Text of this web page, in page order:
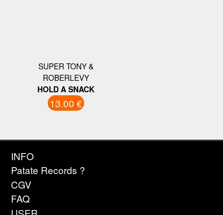
SUPER TONY &
ROBERLEVY
HOLD A SNACK
13.00 €
INFO
Patate Records ?
CGV
FAQ